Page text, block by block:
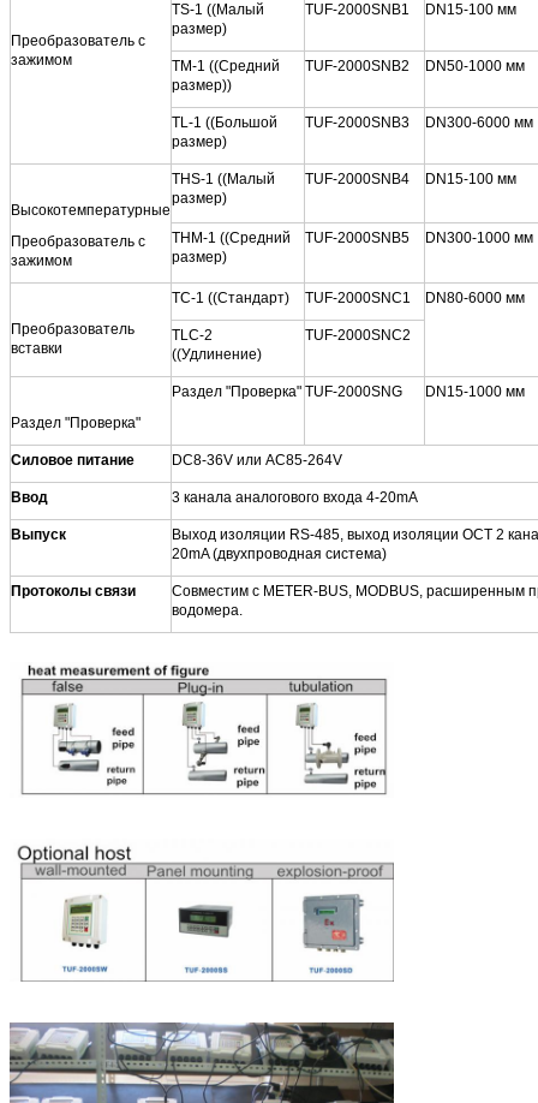
Преобразователь с
зажимом
TS-1 ((Малый
размер)
TUF-2000SNB1 DN15-100 мм
TM-1 ((Средний
размер))
TUF-2000SNB2 DN50-1000 мм
TL-1 ((Большой
размер)
TUF-2000SNB3 DN300-6000 мм
Высокотемпературные
Преобразователь с
зажимом
THS-1 ((Малый
размер)
TUF-2000SNB4 DN15-100 мм
THM-1 ((Средний
размер)
TUF-2000SNB5 DN300-1000 мм
Преобразователь
вставки
TC-1 ((Стандарт) TUF-2000SNC1 DN80-6000 мм
TLC-2
((Удлинение)
TUF-2000SNC2
Раздел "Проверка"
Раздел "Проверка" TUF-2000SNG DN15-1000 мм
Силовое питание DC8-36V или AC85-264V
Ввод 3 канала аналогового входа 4-20mA
Выпуск
Выход изоляции RS-485, выход изоляции OCT 2
20mA (двухпроводная система)
Протоколы связи
Совместим с METER-BUS, MODBUS, расширенным
водомера.